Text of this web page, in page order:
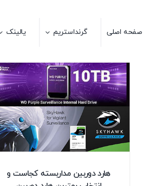
صفحه اصلی گرنداستریم یالینک
هارد دوربین مداربسته کجاست و